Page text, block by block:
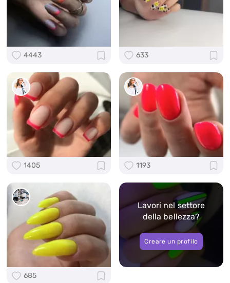
4443 633
1405 1193
685
Lavori nel settore
della bellezza?
Creare un profilo